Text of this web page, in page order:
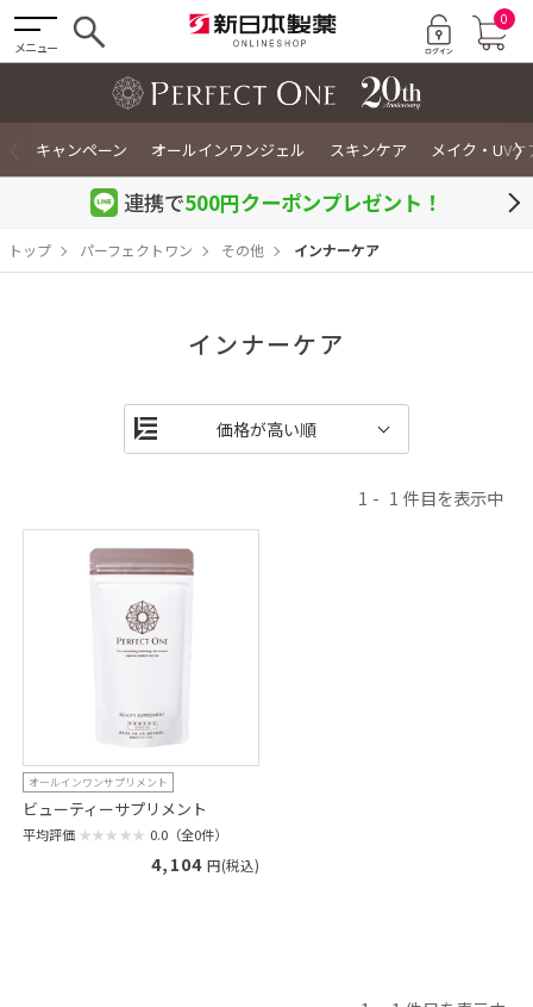
メニュー
0
キャンペーン オールインワンジェル スキンケア メイク・UVケ
〉
連携で500円クーポンプレゼント！
トップ パーフェクトワン その他 インナーケア
インナーケア
1 1
オールインワンサプリメント
ビューティーサプリメント
平均評価 0.0（全0件）
4,104 円(税込)